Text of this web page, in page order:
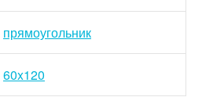
прямоугольник
60x120